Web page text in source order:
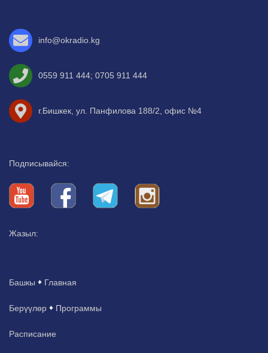
info@okradio.kg
0559 911 444; 0705 911 444
г.Бишкек, ул. Панфилова 188/2, офис №4
Подписывайся:
Жазыл:
Башкы Главная
Берүүлөр Программы
Расписание